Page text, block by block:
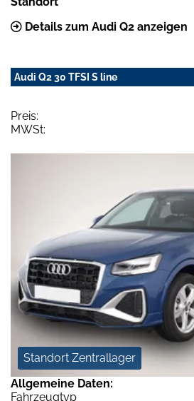
Details zum Audi Q2 anzeigen
Audi Q2 30 TFSI S line
Preis:
MWSt:
Standort Zentrallager
Allgemeine Daten:
Fahrzeugtyp